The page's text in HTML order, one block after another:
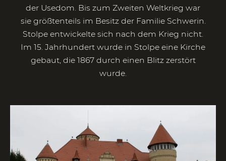
der Usedom. Bis zum Zweiten Weltkrieg war
sie größtenteils im Besitz der Familie Schwerin.
Stolpe entwickelte sich nach dem Krieg nicht.
Im 15. Jahrhundert wurde in Stolpe eine Kirche
gebaut, die 1867 durch einen Blitz zerstört
wurde.